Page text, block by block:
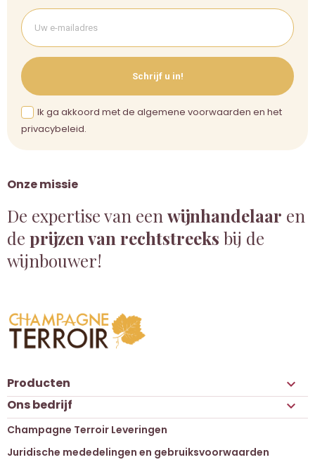
Onze missie
De expertise van een wijnhandelaar en
de prijzen van rechtstreeks bij de
wijnbouwer!
Schrijf u in!
Ik ga akkoord met de algemene voorwaarden en het
privacybeleid.
Producten 
Ons bedrijf 
Champagne Terroir Leveringen
Juridische mededelingen en gebruiksvoorwaarden